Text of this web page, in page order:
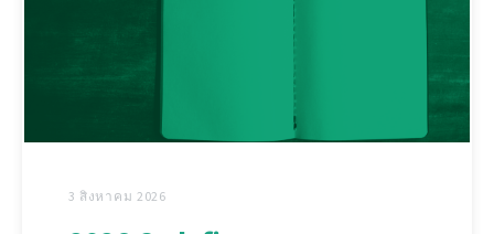
3 สิงหาคม 2026